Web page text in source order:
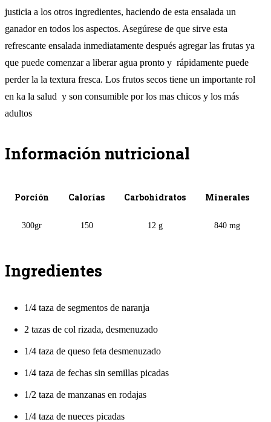
justicia a los otros ingredientes, haciendo de esta ensalada un
ganador en todos los aspectos. Asegúrese de que sirve esta
refrescante ensalada inmediatamente después agregar las frutas ya
que puede comenzar a liberar agua pronto y rápidamente puede
perder la la textura fresca. Los frutos secos tiene un importante rol
en ka la salud y son consumible por los mas chicos y los más
adultos
Información nutricional
Porción Calorías Carbohidratos Minerales
300gr 150 12 g 840 mg
Ingredientes
1/4 taza de segmentos de naranja
2 tazas de col rizada, desmenuzado
1/4 taza de queso feta desmenuzado
1/4 taza de fechas sin semillas picadas
1/2 taza de manzanas en rodajas
1/4 taza de nueces picadas